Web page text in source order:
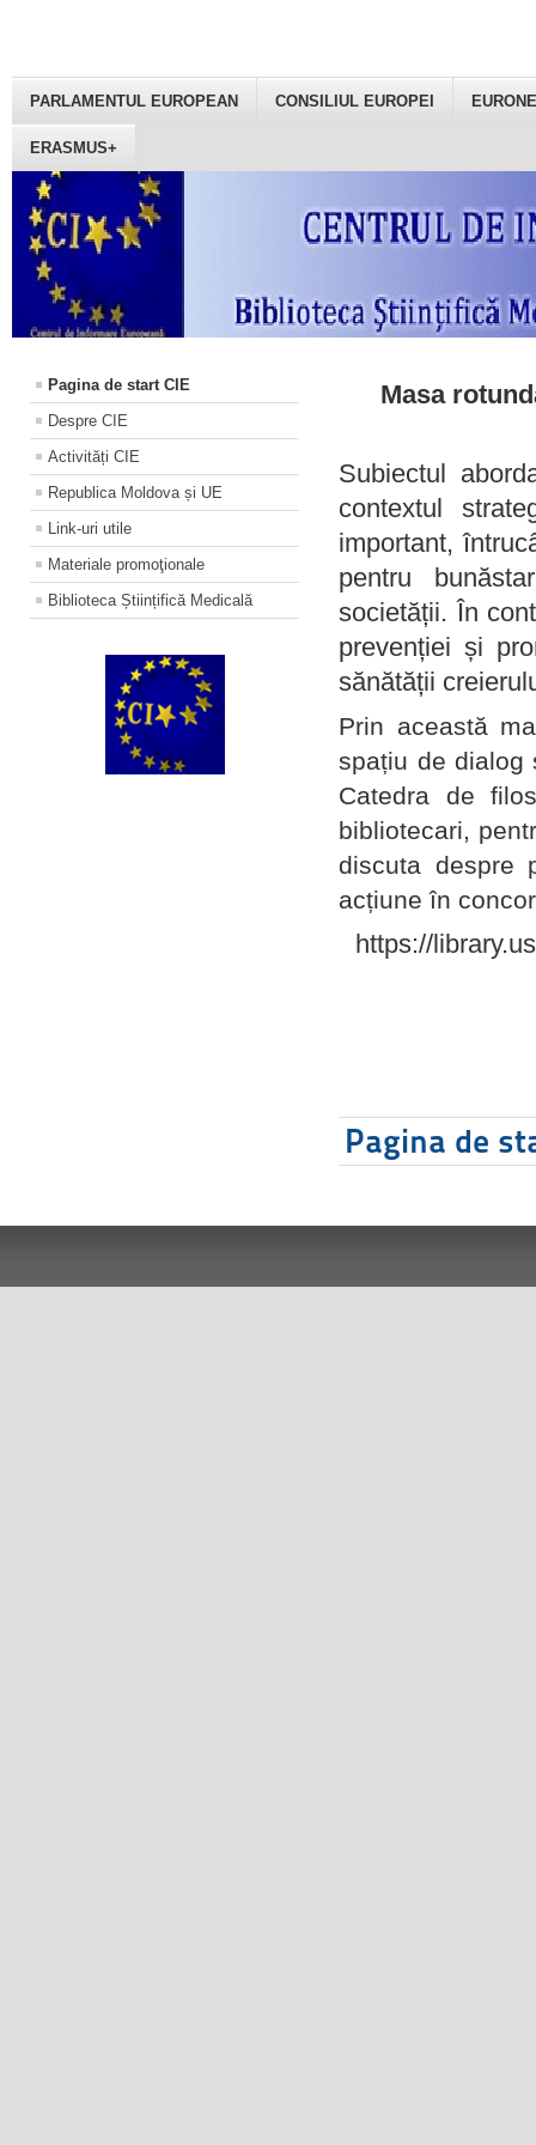
PARLAMENTUL EUROPEAN CONSILIUL EUROPEI
ERASMUS+
Pagina de start CIE
Despre CIE
Activități CIE
Republica Moldova și UE
Link-uri utile
Materiale promoţionale
Biblioteca Științifică Medicală
Masa
Subiectul
contextul
important,
pentru
societății. În
prevenției și
sănătății
Prin această
spațiu de dialog
Catedra de
bibliotecari,
discuta despre
acțiune în
https://
Pagina de